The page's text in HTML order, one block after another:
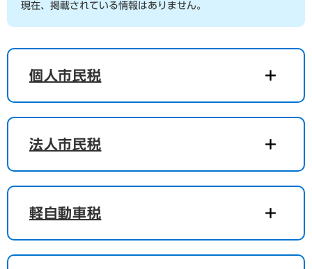
現在、掲載されている情報はありません。
個人市民税
法人市民税
軽自動車税